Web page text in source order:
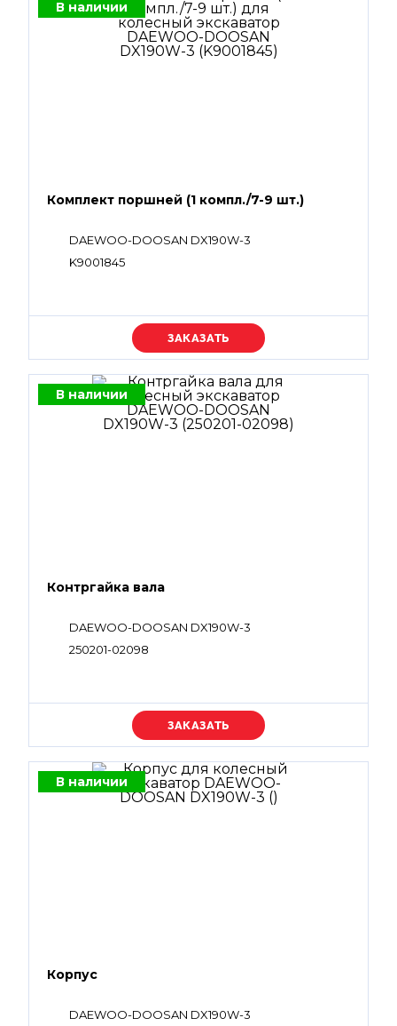
В наличии
Комплект поршней (1 компл./7-9 шт.)
DAEWOO-DOOSAN DX190W-3
K9001845
Уточняйте цену
В наличии
Контргайка вала
DAEWOO-DOOSAN DX190W-3
250201-02098
Уточняйте цену
В наличии
Корпус
DAEWOO-DOOSAN DX190W-3